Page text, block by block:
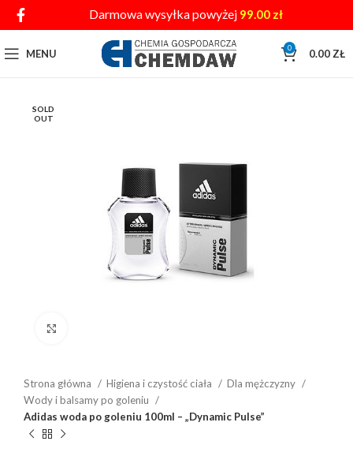
Darmowa wysyłka powyżej 99.00 zł
MENU 0 0.00 ZŁ
SOLD
OUT
Strona główna Higiena i czystość ciała
Dla mężczyzny
Wody i balsamy po goleniu
Adidas woda po goleniu 100ml – „Dynamic Pulse”